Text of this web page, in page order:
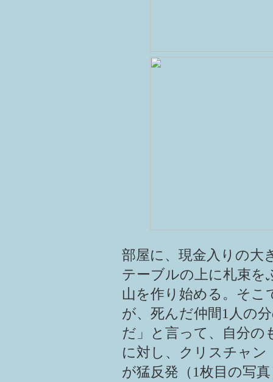
部屋に、現金入りの大
テーブルの上に札束を
山を作り始める。そこ
が、死んだ仲間1人の
だ」と言って、自分
に対し、クリスチャン
が猛反発（1枚目の写